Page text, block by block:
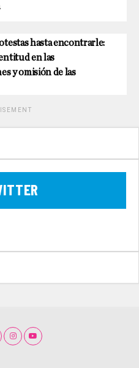
hasta encontrarle:
en las
y omisión de las